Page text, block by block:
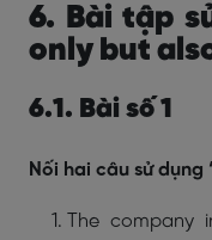
6. Bài tập
only but
6.1. Bài số 1
Nối hai câu sử
The company